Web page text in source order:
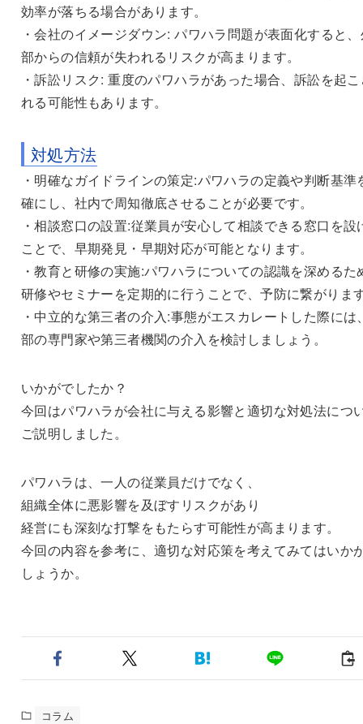
効率が落ちる場合があります。
・会社のイメージダウン: パワハラ問題が表面化すると
部からの信頼が失われるリスクが高まります。
・訴訟リスク: 重度のパワハラがあった場合、訴訟を起
れる可能性もあります。
対処方法
・明確なガイドラインの策定:パワハラの定義や判断基準
確にし、社内で周知徹底させることが必要です。
・相談窓口の設置:従業員が安心して相談できる窓口を設
ことで、早期発見・早期対応が可能となります。
・教育と研修の実施:パワハラについての認識を深めるた
研修やセミナーを定期的に行うことで、予防に繋がりま
・中立的な第三者の介入:事態がエスカレートした際には
部の専門家や第三者機関の介入を検討しましょう。
いかがでしたか？
今回はパワハラが会社に与える影響と適切な対処法につ
ご説明しました。
パワハラは、一人の従業員だけでなく、
組織全体に悪影響を及ぼすリスクがあり
経営にも深刻な打撃をもたらす可能性が高まります。
今回の内容を参考に、適切な対応策を考えてみてはいか
しょうか。
コラム